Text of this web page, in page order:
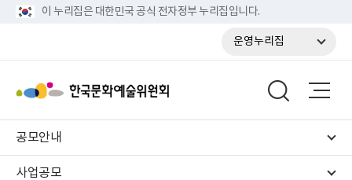
이 누리집은 대한민국 공식 전자정부 누리집입니다.
운영누리집
공모안내
사업공모